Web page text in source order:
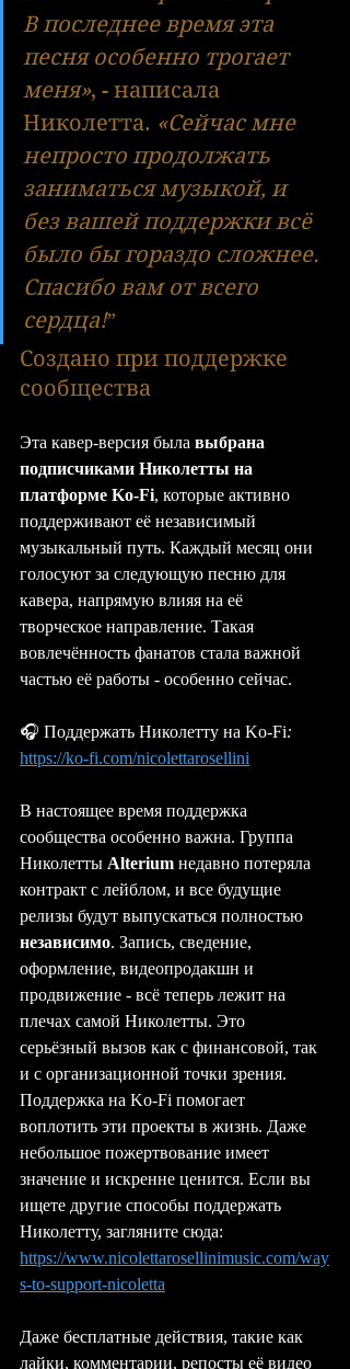
В последнее время эта
песня особенно трогает
меня», - написала
Николетта. «Сейчас мне
непросто продолжать
заниматься музыкой, и
без вашей поддержки всё
было бы гораздо сложнее.
Спасибо вам от всего
сердца!”
Создано при поддержке
сообщества
Эта кавер-версия была выбрана
подписчиками Николетты на
платформе Ko-Fi, которые активно
поддерживают её независимый
музыкальный путь. Каждый месяц они
голосуют за следующую песню для
кавера, напрямую влияя на её
творческое направление. Такая
вовлечённость фанатов стала важной
частью её работы - особенно сейчас.
🎧 Поддержать Николетту на Ko-Fi:
https://ko-fi.com/nicolettarosellini
В настоящее время поддержка
сообщества особенно важна. Группа
Николетты Alterium недавно потеряла
контракт с лейблом, и все будущие
релизы будут выпускаться полностью
независимо. Запись, сведение,
оформление, видеопродакшн и
продвижение - всё теперь лежит на
плечах самой Николетты. Это
серьёзный вызов как с финансовой, так
и с организационной точки зрения.
Поддержка на Ko-Fi помогает
воплотить эти проекты в жизнь. Даже
небольшое пожертвование имеет
значение и искренне ценится. Если вы
ищете другие способы поддержать
Николетту, загляните сюда:
https://www.nicolettarosellinimusic.com/way
s-to-support-nicoletta
Даже бесплатные действия, такие как
лайки, комментарии, репосты её видео